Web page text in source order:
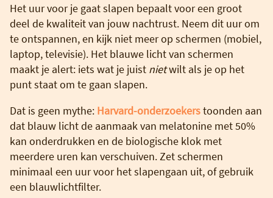
Het uur voor je gaat slapen bepaalt voor een groot
deel de kwaliteit van jouw nachtrust. Neem dit uur om
te ontspannen, en kijk niet meer op schermen (mobiel,
laptop, televisie). Het blauwe licht van schermen
maakt je alert: iets wat je juist nietwilt als je op het
punt staat om te gaan slapen.
Dat is geen mythe: Harvard-onderzoekerstoonden aan
dat blauw licht de aanmaak van melatonine met 50%
kan onderdrukken en de biologische klok met
meerdere uren kan verschuiven. Zet schermen
minimaal een uur voor het slapengaan uit, of gebruik
een blauwlichtfilter.